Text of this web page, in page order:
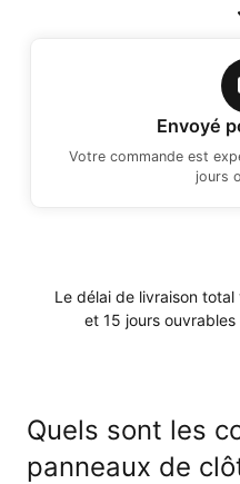
Envoyé
Votre commande est
jours
Le délai de livraison
et 15 jours
Quels sont les
panneaux de